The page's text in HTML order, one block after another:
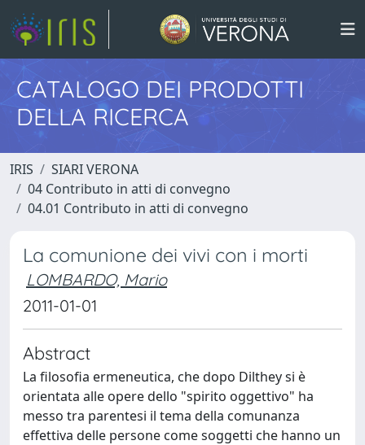
CATALOGO DEI PRODOTTI
DELLA RICERCA
IRIS
SIARI VERONA
04 Contributo in atti di convegno
04.01 Contributo in atti di convegno
La comunione dei vivi con i morti
LOMBARDO, Mario
2011-01-01
Abstract
La filosofia ermeneutica, che dopo Dilthey si è
orientata alle opere dello "spirito oggettivo" ha
messo tra parentesi il tema della comunanza
effettiva delle persone come soggetti che hanno un